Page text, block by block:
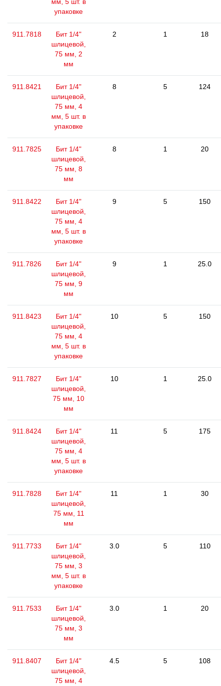
упаковке
911.7818
Бит 1/4"
шлицевой,
75 мм, 2
мм
2 1 18
911.8421
Бит 1/4"
шлицевой,
75 мм, 4
мм, 5 шт. в
упаковке
8 5 124
911.7825
Бит 1/4"
шлицевой,
75 мм, 8
мм
8 1 20
911.8422
Бит 1/4"
шлицевой,
75 мм, 4
мм, 5 шт. в
упаковке
9 5 150
911.7826
Бит 1/4"
шлицевой,
75 мм, 9
мм
9 1 25.0
911.8423
Бит 1/4"
шлицевой,
75 мм, 4
мм, 5 шт. в
упаковке
10 5 150
911.7827
Бит 1/4"
шлицевой,
75 мм, 10
мм
10 1 25.0
911.8424
Бит 1/4"
шлицевой,
75 мм, 4
мм, 5 шт. в
упаковке
11 5 175
911.7828
Бит 1/4"
шлицевой,
75 мм, 11
мм
11 1 30
911.7733
Бит 1/4"
шлицевой,
75 мм, 3
мм, 5 шт. в
упаковке
3.0 5 110
911.7533
Бит 1/4"
шлицевой,
75 мм, 3
мм
3.0 1 20
911.8407
Бит 1/4"
шлицевой,
75 мм, 4
4.5 5 108